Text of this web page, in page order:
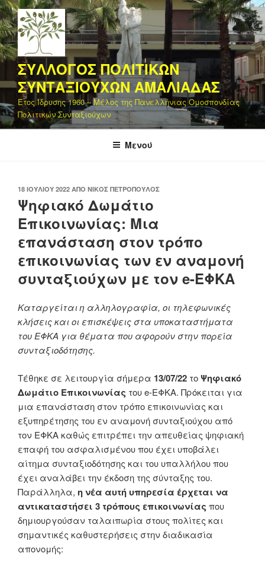
Μετάβαση
στο
περιεχόμενο
ΣΥΛΛΟΓΟΣ ΠΟΛΙΤΙΚΩΝ
ΣΥΝΤΑΞΙΟΥΧΩΝ ΑΜΑΛΙΑΔΑΣ
Έτος Ίδρυσης 1960 – Μέλος της Πανελλήνιας Ομοσπονδίας
Πολιτικών Συνταξιούχων
Μενού
ΔΗΜΟΣΙΕΎΤΗΚΕ
ΣΤΙΣ
18 ΙΟΥΛΊΟΥ 2022 ΑΠΌ ΝΊΚΟΣ ΠΕΤΡΌΠΟΥΛΟΣ
Ψηφιακό Δωμάτιο
Επικοινωνίας: Μια
επανάσταση στον τρόπο
επικοινωνίας των εν αναμονή
συνταξιούχων με τον e-ΕΦΚΑ
Καταργείται η αλληλογραφία, οι τηλεφωνικές
κλήσεις και οι επισκέψεις στα υποκαταστήματα
του ΕΦΚΑ για θέματα που αφορούν στην πορεία
συνταξιοδότησης.
Τέθηκε σε λειτουργία σήμερα 13/07/22 το Ψηφιακό
Δωμάτιο Επικοινωνίας του e-ΕΦΚΑ. Πρόκειται για
μια επανάσταση στον τρόπο επικοινωνίας και
εξυπηρέτησης του εν αναμονή συνταξιούχου από
τον ΕΦΚΑ καθώς επιτρέπει την απευθείας ψηφιακή
επαφή του ασφαλισμένου που έχει υποβάλει
αίτημα συνταξιοδότησης και του υπαλλήλου που
έχει αναλάβει την έκδοση της σύνταξης του.
Παράλληλα, η νέα αυτή υπηρεσία έρχεται να
αντικαταστήσει 3 τρόπους επικοινωνίας που
δημιουργούσαν ταλαιπωρία στους πολίτες και
σημαντικές καθυστερήσεις στην διαδικασία
απονομής: